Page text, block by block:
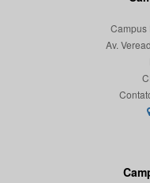
Campus
Av.